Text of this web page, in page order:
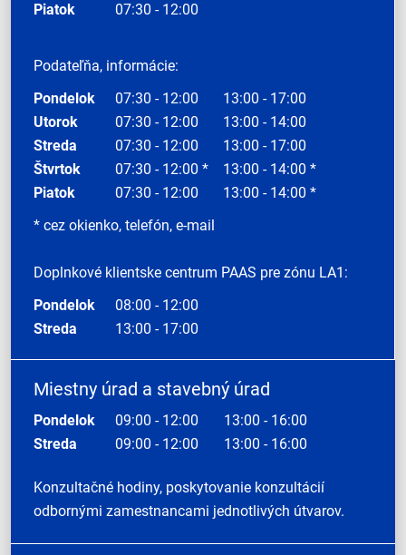
Piatok
07:30 - 12:00
Podateľňa, informácie:
Pondelok
07:30 - 12:00
13:00 - 17:00
Utorok
07:30 - 12:00
13:00 - 14:00
Streda
07:30 - 12:00
13:00 - 17:00
Štvrtok
07:30 - 12:00 *
13:00 - 14:00 *
Piatok
07:30 - 12:00
13:00 - 14:00 *
* cez okienko, telefón, e-mail
Doplnkové klientske centrum PAAS pre zónu LA1:
Pondelok
08:00 - 12:00
Streda
13:00 - 17:00
Miestny úrad a stavebný úrad
Pondelok 09:00 - 12:00
13:00 - 16:00
Streda
09:00 - 12:00 13:00 - 16:00
Konzultačné hodiny, poskytovanie konzultácií
odbornými zamestnancami jednotlivých útvarov.